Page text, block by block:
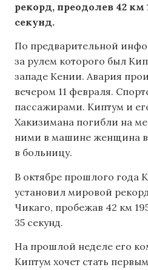
рекорд, преодолев 42 км
секунд.
По предварительной
за рулем которого был
западе Кении. Авария
вечером 11 февраля.
пассажирами. Киптум и
Хакизимана погибли на
ними в машине женщина
в больницу.
В октябре прошлого года
установил мировой
Чикаго, пробежав 42 км
35 секунд.
На прошлой неделе его
Киптум хочет стать